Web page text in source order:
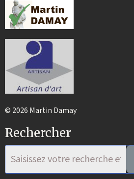
© 2026 Martin Damay
Rechercher